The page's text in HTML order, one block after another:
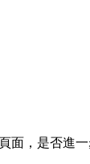
面，是否進